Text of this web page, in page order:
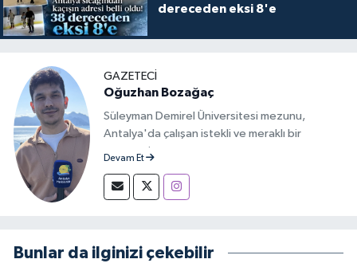
dereceden eksi 8'e
GAZETECİ
Oğuzhan Bozağaç
Süleyman Demirel Üniversitesi mezunu,
Antalya'da çalışan istekli ve meraklı bir
gazeteci.
Devam Et
Bunlar da ilginizi çekebilir